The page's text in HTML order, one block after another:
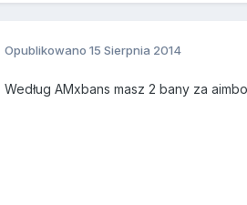
Opublikowano 15 Sierpnia 2014
Według AMxbans masz 2 bany za